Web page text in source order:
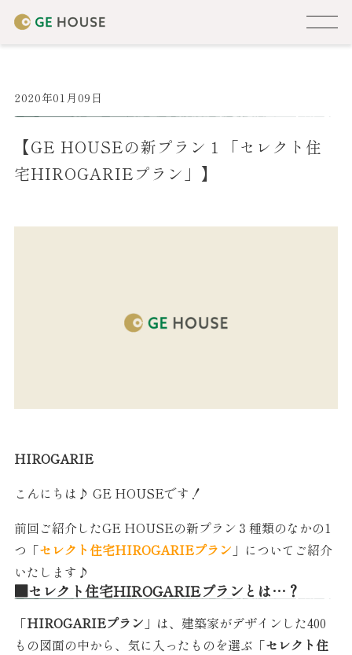
2020年01月09日
【GE HOUSEの新プラン１「セレクト住
宅HIROGARIEプラン」】
HIROGARIE
こんにちは♪ GE HOUSEです！
前回ご紹介したGE HOUSEの新プラン３種類のなかの1
つ「セレクト住宅HIROGARIEプラン 」についてご紹介
いたします♪
■セレクト住宅HIROGARIEプランとは…？
「HIROGARIEプラン 」は、建築家がデザインした400
もの図面の中から、気に入ったものを選ぶ「セレクト住